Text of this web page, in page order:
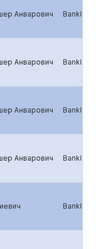
Анварович Banklar
Анварович Banklar
Анварович Banklar
Анварович Banklar
Banklar